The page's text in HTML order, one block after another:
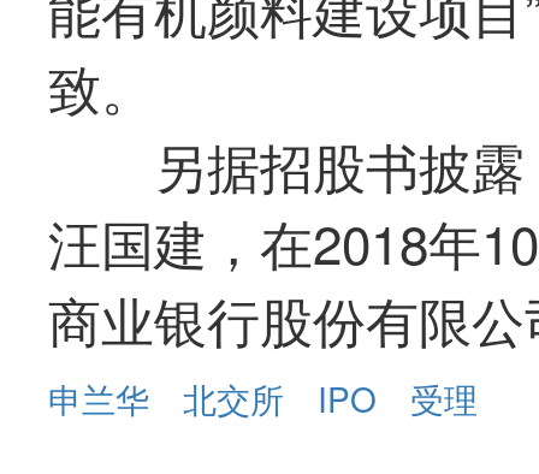
致。
另据招股书披
汪国建，在2018年
商业银行股份有限
申兰华 北交所 IPO 受理